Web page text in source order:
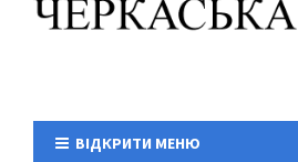
ВІДКРИТИ МЕНЮ